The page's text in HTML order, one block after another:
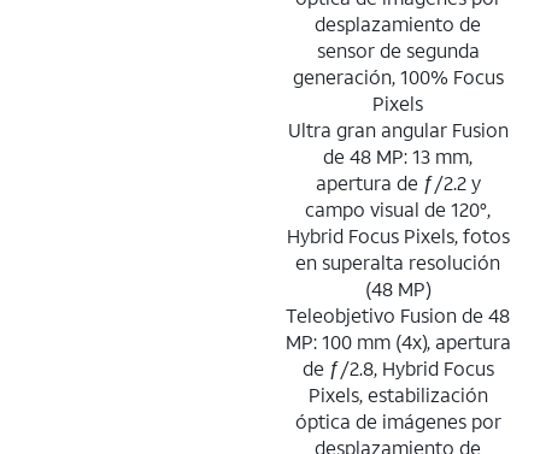
desplazamiento de
sensor de segunda
generación, 100% Focus
Pixels
Ultra gran angular Fusion
de 48 MP: 13 mm,
apertura de ƒ/2.2 y
campo visual de 120°,
Hybrid Focus Pixels, fotos
en superalta resolución
(48 MP)
Teleobjetivo Fusion de 48
MP: 100 mm (4x), apertura
de ƒ/2.8, Hybrid Focus
Pixels, estabilización
óptica de imágenes por
desplazamiento de